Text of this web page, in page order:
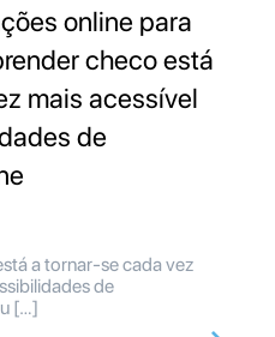
online para
checo está
mais acessível
de
a tornar-se cada vez
de
[…]